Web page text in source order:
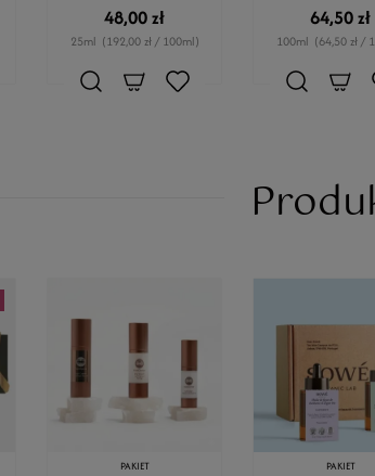
48,00 zł
25ml (192,00 zł / 100ml)
64,50 zł
100ml (64,50 zł /
PAKIET PAKIET